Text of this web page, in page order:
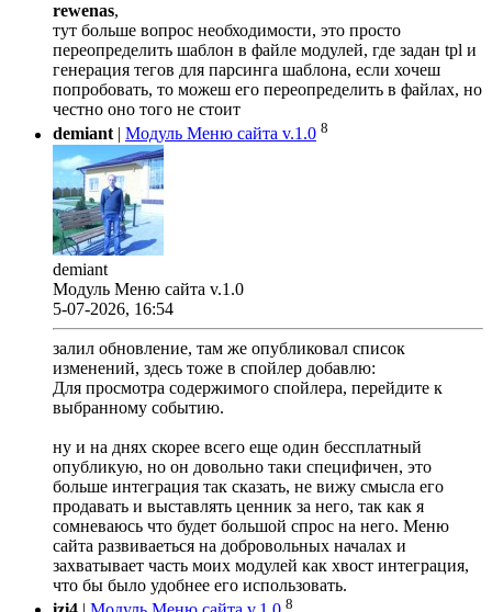
rewenas,
тут больше вопрос необходимости, это просто
переопределить шаблон в файле модулей, где задан tpl и
генерация тегов для парсинга шаблона, если хочеш
попробовать, то можеш его переопределить в файлах, но
честно оно того не стоит
demiant| Модуль Меню сайта v.1.0 8
demiant
Модуль Меню сайта v.1.0
5-07-2026, 16:54
залил обновление, там же опубликовал список
изменений, здесь тоже в спойлер добавлю:
Для просмотра содержимого спойлера, перейдите к
выбранному событию.
ну и на днях скорее всего еще один бессплатный
опубликую, но он довольно таки специфичен, это
больше интеграция так сказать, не вижу смысла его
продавать и выставлять ценник за него, так как я
сомневаюсь что будет большой спрос на него. Меню
сайта развиваеться на добровольных началах и
захватывает часть моих модулей как хвост интеграция,
что бы было удобнее его использовать.
8